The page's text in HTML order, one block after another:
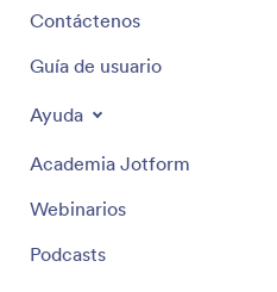
Contáctenos
Guía de usuario
Ayuda
Academia Jotform
Webinarios
Podcasts